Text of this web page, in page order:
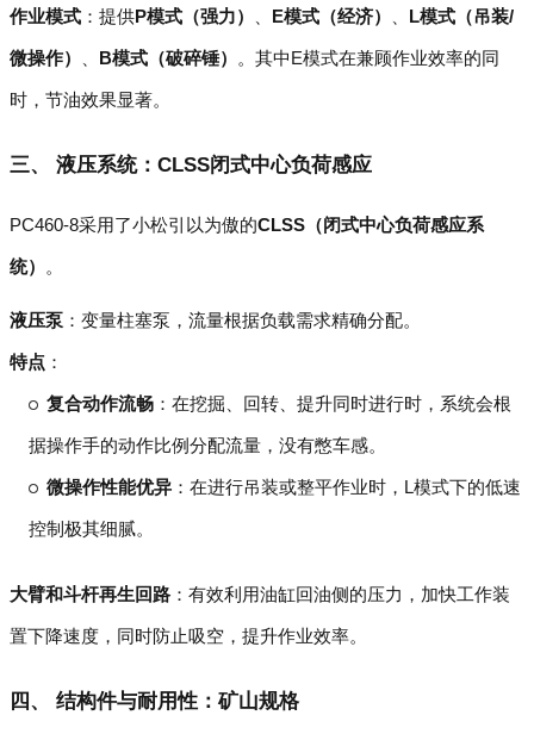
作业模式 ：提供P模式（强力） E模式（经济） L模式（吊装/
微操作） B模式（破碎锤） 。其中E模式在兼顾作业效率的同
时，节油效果显著。
三、 液压系统：CLSS闭式中心负荷感应
PC460-8采用了小松引以为傲的CLSS（闭式中心负荷感应系
统） 。
液压泵 ：变量柱塞泵，流量根据负载需求精确分配。
特点 ：
复合动作流畅 ：在挖掘、回转、提升同时进行时，系统会根
据操作手的动作比例分配流量，没有憋车感。
微操作性能优异 ：在进行吊装或整平作业时，L模式下的低速
控制极其细腻。
大臂和斗杆再生回路 ：有效利用油缸回油侧的压力，加快工作装
置下降速度，同时防止吸空，提升作业效率。
四、 结构件与耐用性：矿山规格